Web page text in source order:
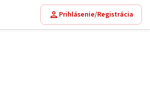
Prihlásenie/Registrácia